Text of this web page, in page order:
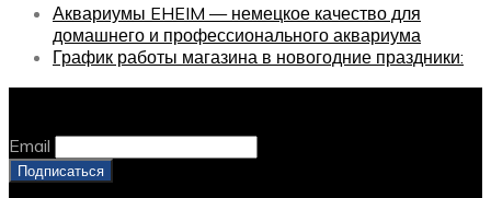
Аквариумы EHEIM — немецкое качество для
домашнего и профессионального аквариума
График работы магазина в новогодние праздники:
Email